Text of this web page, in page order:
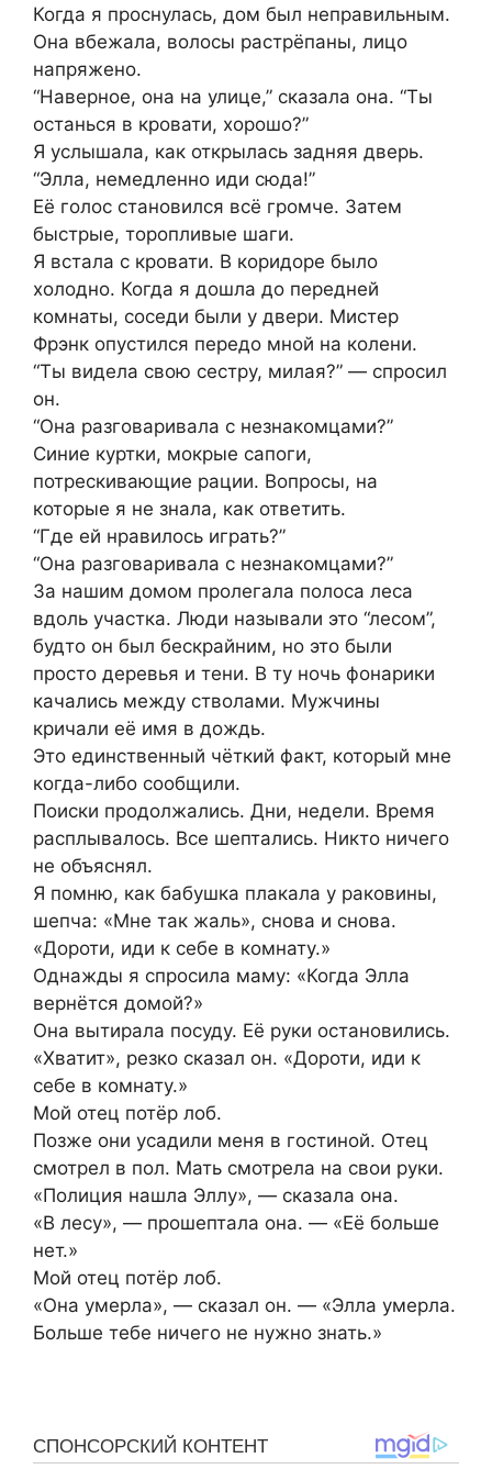
Когда я проснулась, дом был неправильным.
Она вбежала, волосы растрёпаны, лицо
напряжено.
“Наверное, она на улице,” сказала она. “Ты
останься в кровати, хорошо?”
Я услышала, как открылась задняя дверь.
“Элла, немедленно иди сюда!”
Её голос становился всё громче. Затем
быстрые, торопливые шаги.
Я встала с кровати. В коридоре было
холодно. Когда я дошла до передней
комнаты, соседи были у двери. Мистер
Фрэнк опустился передо мной на колени.
“Ты видела свою сестру, милая?” — спросил
он.
“Она разговаривала с незнакомцами?”
Синие куртки, мокрые сапоги,
потрескивающие рации. Вопросы, на
которые я не знала, как ответить.
“Где ей нравилось играть?”
“Она разговаривала с незнакомцами?”
За нашим домом пролегала полоса леса
вдоль участка. Люди называли это “лесом”,
будто он был бескрайним, но это были
просто деревья и тени. В ту ночь фонарики
качались между стволами. Мужчины
кричали её имя в дождь.
Это единственный чёткий факт, который мне
когда-либо сообщили.
Поиски продолжались. Дни, недели. Время
расплывалось. Все шептались. Никто ничего
не объяснял.
Я помню, как бабушка плакала у раковины,
шепча: «Мне так жаль», снова и снова.
«Дороти, иди к себе в комнату.»
Однажды я спросила маму: «Когда Элла
вернётся домой?»
Она вытирала посуду. Её руки остановились.
«Хватит», резко сказал он. «Дороти, иди к
себе в комнату.»
Мой отец потёр лоб.
Позже они усадили меня в гостиной. Отец
смотрел в пол. Мать смотрела на свои руки.
«Полиция нашла Эллу», — сказала она.
«В лесу», — прошептала она. — «Её больше
нет.»
Мой отец потёр лоб.
«Она умерла», — сказал он. — «Элла умерла.
Больше тебе ничего не нужно знать.»